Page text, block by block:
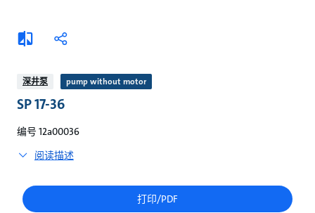
添
加
较
分
深井泵 pump without motor
SP 17-36
编号 12a00036
阅读描述
打印/PDF